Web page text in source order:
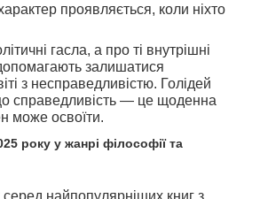
проявляється, коли ніхто
гасла, а про ті внутрішні
залишатися
з несправедливістю. Голідей
справедливість — це щоденна
може освоїти.
року у жанрі філософії та
найпопулярніших книг з